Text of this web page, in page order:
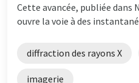
Cette avancée, publiée dans
ouvre la voie à des
diffraction des rayons X
imagerie